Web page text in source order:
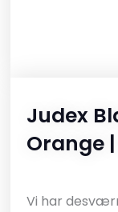
Judex
Orange
Vi har